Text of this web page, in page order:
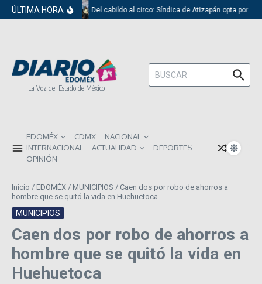
Saltar al contenido
ÚLTIMA HORA Del cabildo al circo: Síndica de Atizapán opta por el
La Voz del Estado de México
Buscar:
EDOMÉX CDMX
NACIONAL
INTERNACIONAL
ACTUALIDAD
DEPORTES
OPINIÓN
Inicio / EDOMÉX / MUNICIPIOS / Caen dos por robo de ahorros a
hombre que se quitó la vida en Huehuetoca
MUNICIPIOS
Caen dos por robo de ahorros a
hombre que se quitó la vida en
Huehuetoca